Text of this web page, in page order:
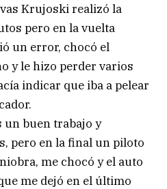
Krujoski realizó la
pero en la vuelta
un error, chocó el
y le hizo perder varios
indicar que iba a pelear
un buen trabajo y
pero en la final un piloto
me chocó y el auto
me dejó en el último